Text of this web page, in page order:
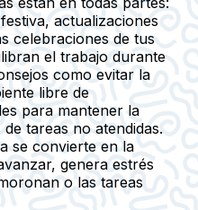
actualizaciones
celebraciones de tus
el trabajo durante
como evitar la
libre de
para mantener la
tareas no atendidas.
se convierte en la
genera estrés
o las tareas